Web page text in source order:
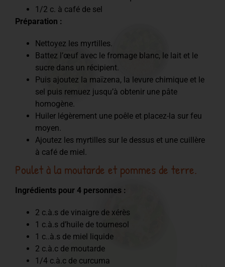
1/2 c. à café de sel
Préparation :
Nettoyez les myrtilles.
Battez l’œuf avec le fromage blanc, le lait et le
sucre dans un récipient.
Puis ajoutez la maïzena, la levure chimique et le
sel puis remuez jusqu’à obtenir une pâte
homogène.
Huiler légèrement une poêle et placez-la sur feu
moyen.
Ajoutez les myrtilles sur le dessus et une cuillère
à café de miel.
Poulet à la moutarde et pommes de terre.
Ingrédients pour 4 personnes :
2 c.à.s de vinaigre de xérès
1 c.à.s d’huile de tournesol
1 c..à.s de miel liquide
2 c.à.c de moutarde
1/4 c.à.c de curcuma